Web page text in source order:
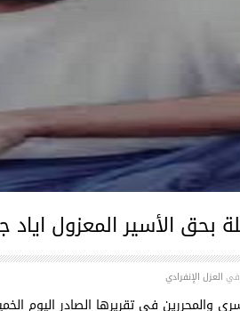
بحق الأسير المعزول
في العزل الإنفرادي